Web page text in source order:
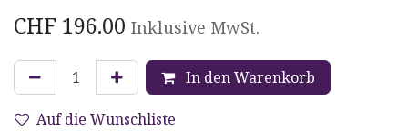
CHF 196.00 Inklusive MwSt.
In den Warenkorb
Auf die Wunschliste